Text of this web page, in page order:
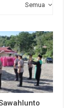
Semua